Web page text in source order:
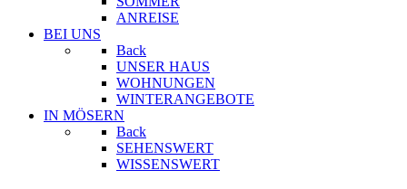
ANREISE
BEI UNS
Back
UNSER HAUS
WOHNUNGEN
WINTERANGEBOTE
IN MÖSERN
Back
SEHENSWERT
WISSENSWERT